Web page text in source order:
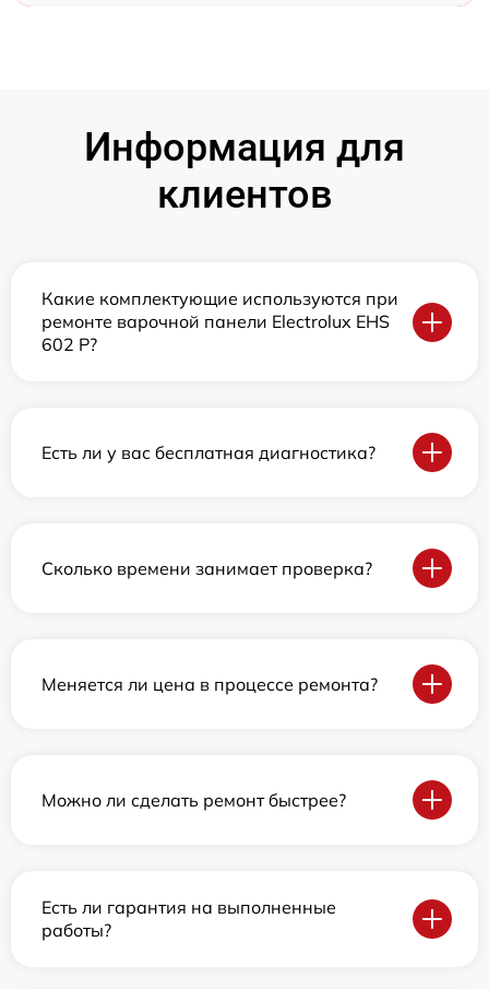
Информация для
клиентов
Какие комплектующие используются при
ремонте варочной панели Electrolux EHS
602 P?
Есть ли у вас бесплатная диагностика?
Сколько времени занимает проверка?
Меняется ли цена в процессе ремонта?
Можно ли сделать ремонт быстрее?
Есть ли гарантия на выполненные
работы?